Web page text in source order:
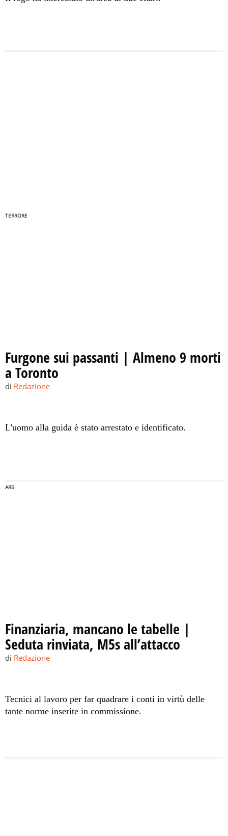
TERRORE
Furgone sui passanti | Almeno 9 morti
a Toronto
di Redazione
L'uomo alla guida è stato arrestato e identificato.
ARS
Finanziaria, mancano le tabelle |
Seduta rinviata, M5s all’attacco
di Redazione
Tecnici al lavoro per far quadrare i conti in virtù delle
tante norme inserite in commissione.